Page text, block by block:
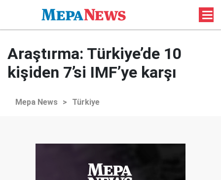
Araştırma: Türkiye’de 10
kişiden 7’si IMF’ye karşı
Mepa News > Türkiye